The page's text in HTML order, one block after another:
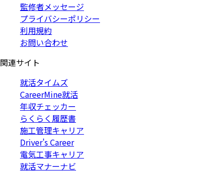
監修者メッセージ
プライバシーポリシー
利用規約
お問い合わせ
関連サイト
就活タイムズ
CareerMine就活
年収チェッカー
らくらく履歴書
施工管理キャリア
Driver's Career
電気工事キャリア
就活マナーナビ